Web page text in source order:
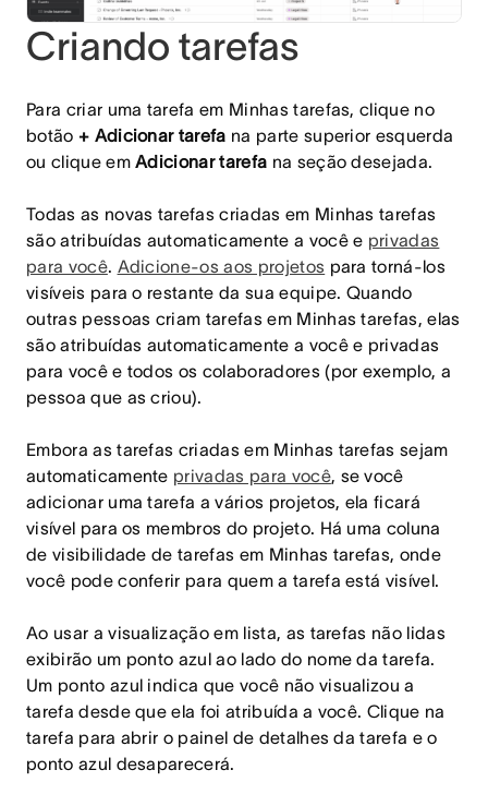
Criando tarefas
Para criar uma tarefa em Minhas tarefas, clique no
botão + Adicionar tarefa na parte superior esquerda
ou clique emAdicionar tarefa na seção desejada.
Todas as novas tarefas criadas em Minhas tarefas
são atribuídas automaticamente a você e privadas
para você. Adicione-os aos projetos para torná-los
visíveis para o restante da sua equipe. Quando
outras pessoas criam tarefas em Minhas tarefas, elas
são atribuídas automaticamente a você e privadas
para você e todos os colaboradores (por exemplo, a
pessoa que as criou).
Embora as tarefas criadas em Minhas tarefas sejam
automaticamente privadas para você, se você
adicionar uma tarefa a vários projetos, ela ficará
visível para os membros do projeto. Há uma coluna
de visibilidade de tarefas em Minhas tarefas, onde
você pode conferir para quem a tarefa está visível.
Ao usar a visualização em lista, as tarefas não lidas
exibirão um ponto azul ao lado do nome da tarefa.
Um ponto azul indica que você não visualizou a
tarefa desde que ela foi atribuída a você. Clique na
tarefa para abrir o painel de detalhes da tarefa e o
ponto azul desaparecerá.